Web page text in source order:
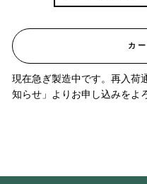
カ
現在急ぎ製造中です。再入荷
知らせ」よりお申し込みをよ